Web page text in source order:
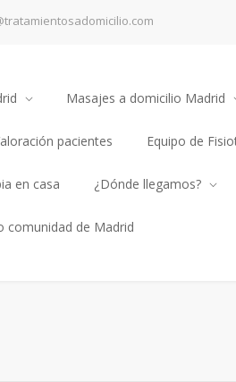
Masajes a domicilio Madrid
pacientes Equipo de
en casa ¿Dónde llegamos?
comunidad de Madrid